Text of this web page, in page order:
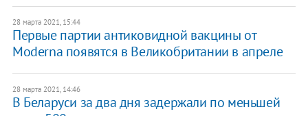
28 марта 2021, 15:44
Первые партии антиковидной вакцины от
Moderna появятся в Великобритании в апреле
28 марта 2021, 14:46
В Беларуси за два дня задержали по меньшей